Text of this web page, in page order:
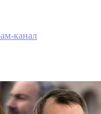
канал